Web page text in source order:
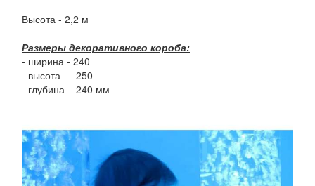
Высота - 2,2 м
Размеры декоративного короба:
- ширина - 240
- высота ― 250
- глубина – 240 мм